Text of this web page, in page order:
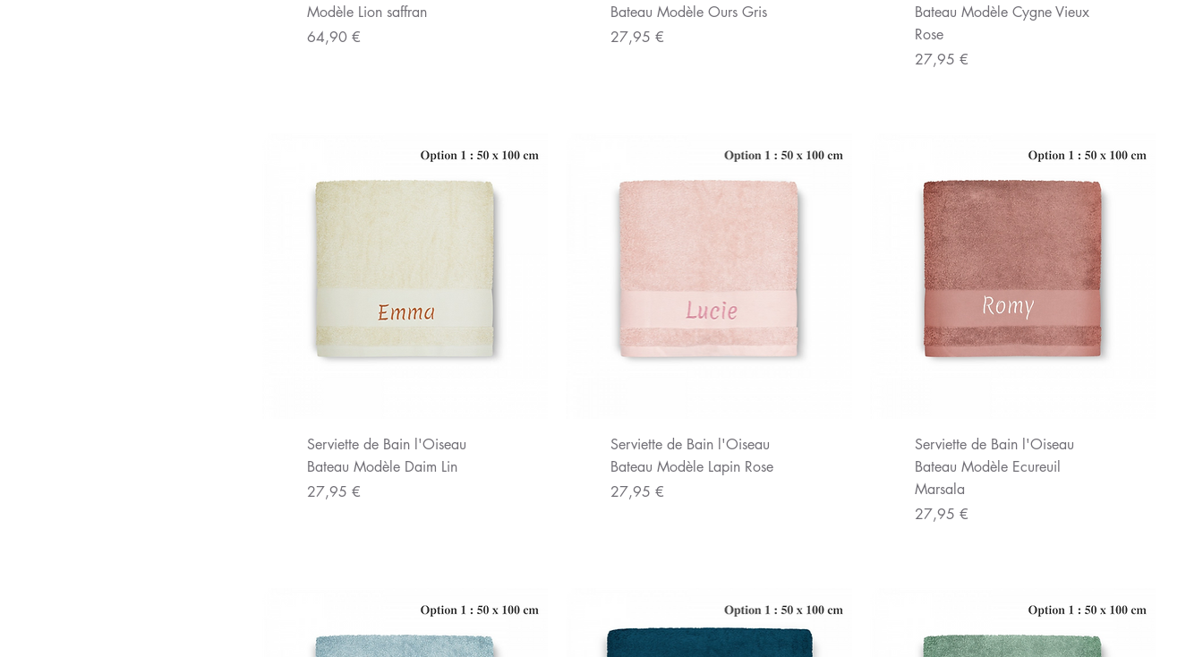
Modèle Lion saffran
Prix
64,90 €
Bateau Modèle Ours Gris
Prix
27,95 €
Bateau Modèle Cygne Vieux
Rose
Prix
27,95 €
Aperçu rapide
Serviette de Bain l'Oiseau
Bateau Modèle Daim Lin
Prix
27,95 €
Aperçu rapide
Serviette de Bain l'Oiseau
Bateau Modèle Lapin Rose
Prix
27,95 €
Aperçu rapide
Serviette de Bain l'Oiseau
Bateau Modèle Ecureuil
Marsala
Prix
27,95 €